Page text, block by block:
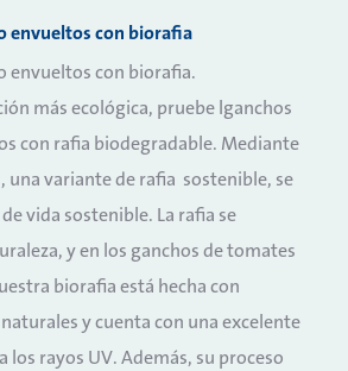
envueltos con biorafia
envueltos con biorafia.
más ecológica, pruebe lganchos
con rafia biodegradable. Mediante
una variante de rafia sostenible, se
vida sostenible. La rafia se
y en los ganchos de tomates
biorafia está hecha con
y cuenta con una excelente
rayos UV. Además, su proceso